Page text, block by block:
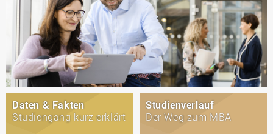
Daten & Fakten
Studiengang kurz erklärt
Studienverlauf
Der Weg zum MBA